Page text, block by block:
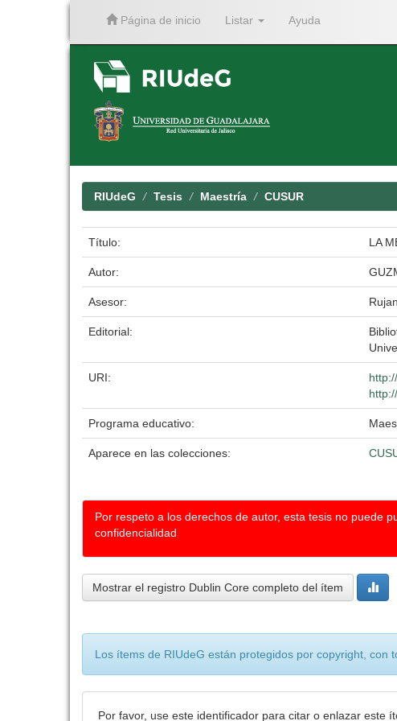
Página de inicio Listar Ayuda
RIUdeG Tesis Maestría CUSUR
Título: LA
Autor:
Asesor:
Editorial:
URI:
Programa educativo:
Aparece en las colecciones:
Por respeto a los derechos de autor, esta tesis no puede
confidencialidad
Mostrar el registro Dublin Core completo del ítem
Los ítems de RIUdeG están protegidos por copyright, con
Por favor, use este identificador para citar o enlazar este